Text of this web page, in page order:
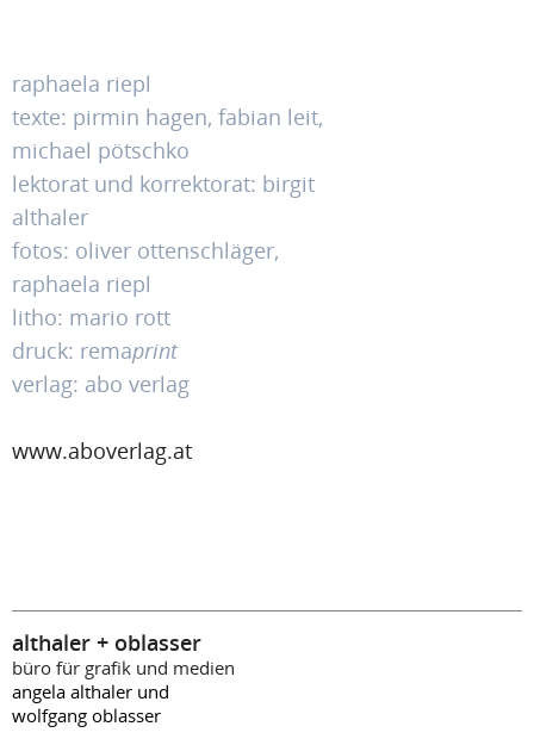
raphaela riepl
texte: pirmin hagen, fabian leit,
michael pötschko
lektorat und korrektorat: birgit
althaler
fotos: oliver ottenschläger,
raphaela riepl
litho: mario rott
druck: remaprint
verlag: abo verlag
www.aboverlag.at
althaler + oblasser
büro für grafik und medien
angela althaler und
wolfgang oblasser